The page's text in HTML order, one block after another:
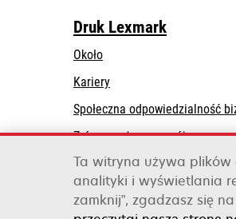
Druk Lexmark
Około
Kariery
Społeczna odpowiedzialność
Zrównoważony rozwój
Lexmark Partners
Lexmark International,
Ta witryna używa
analityki i wyświetlania
zamknij”, zgadzasz się